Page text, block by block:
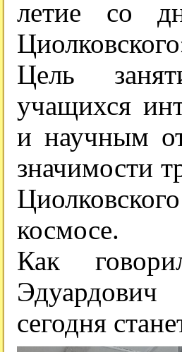
летие со
Цель
учащихся
и научным
значимости
космосе.
Как
сегодня